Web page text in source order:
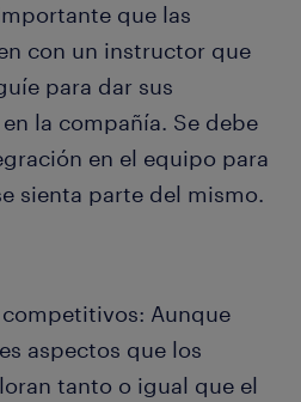
que las
con un instructor que
para dar sus
la compañía. Se debe
en el equipo para
sienta parte del mismo.
Aunque
aspectos que los
tanto o igual que el